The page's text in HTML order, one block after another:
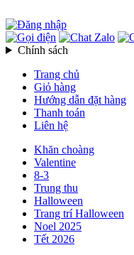
Chính sách
Trang chủ
Giỏ hàng
Hướng dẫn đặt hàng
Thanh toán
Liên hệ
Khăn choàng
Valentine
8-3
Trung thu
Halloween
Trang trí Halloween
Noel 2025
Tết 2026